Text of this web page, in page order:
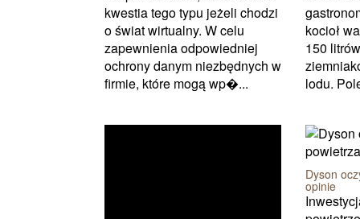
kwestia tego typu jeżeli chodzi
o świat wirtualny. W celu
zapewnienia odpowiedniej
ochrony danym niezbędnych w
firmie, które mogą wp�...
kocioł
150
lodu.
Dyson
opinie